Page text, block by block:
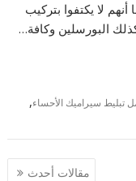
أنهم لا يكتفوا بتركيب
البورسلين وكافة…
تبليط سيراميك الأحساء,
مقالات أحدث